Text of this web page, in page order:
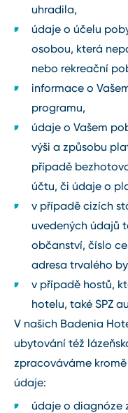
uhradila,
údaje o účelu
osobou, která
nebo rekreační
informace o
programu,
údaje o Vašem
výši a způsobu
případě
účtu, či údaje o
v případě cizích
uvedených údajů
občanství, číslo
adresa trvalého
v případě hostů,
hotelu, také SPZ
V našich Badenia
ubytování též
zpracováváme
údaje:
údaje o diagnóze